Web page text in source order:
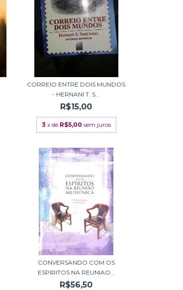
CORREIO ENTRE DOIS MUNDOS
- HERNANI T. S...
R$15,00
3 x de R$5,00 sem juros
CONVERSANDO COM OS
ESPIRITOS NA REUNIAO...
R$56,50